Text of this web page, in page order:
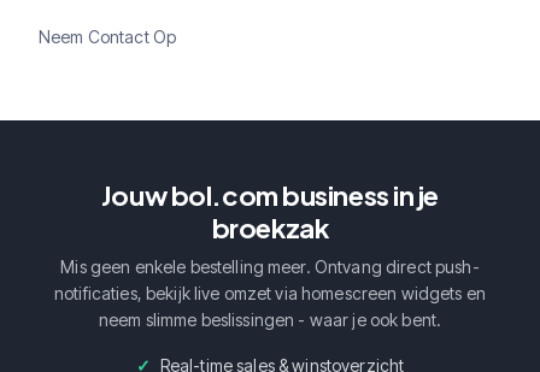
Neem Contact Op
Jouw bol.com business in je
broekzak
Mis geen enkele bestelling meer. Ontvang direct push-
notificaties, bekijk live omzet via homescreen widgets en
neem slimme beslissingen - waar je ook bent.
Real-time sales & winstoverzicht